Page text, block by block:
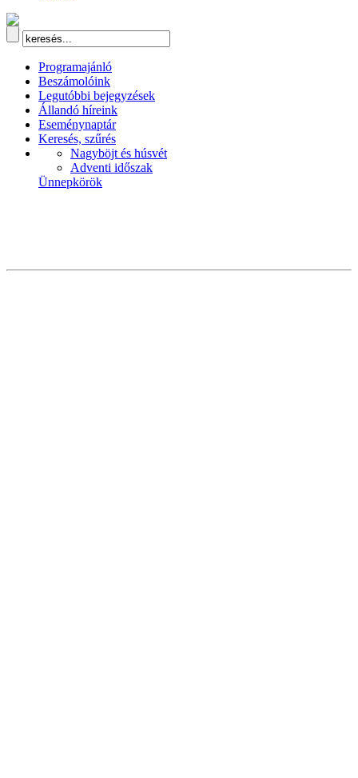
Programajánló
Beszámolóink
Legutóbbi bejegyzések
Állandó híreink
Eseménynaptár
Keresés, szűrés
Nagyböjt és húsvét
Adventi időszak
Ünnepkörök